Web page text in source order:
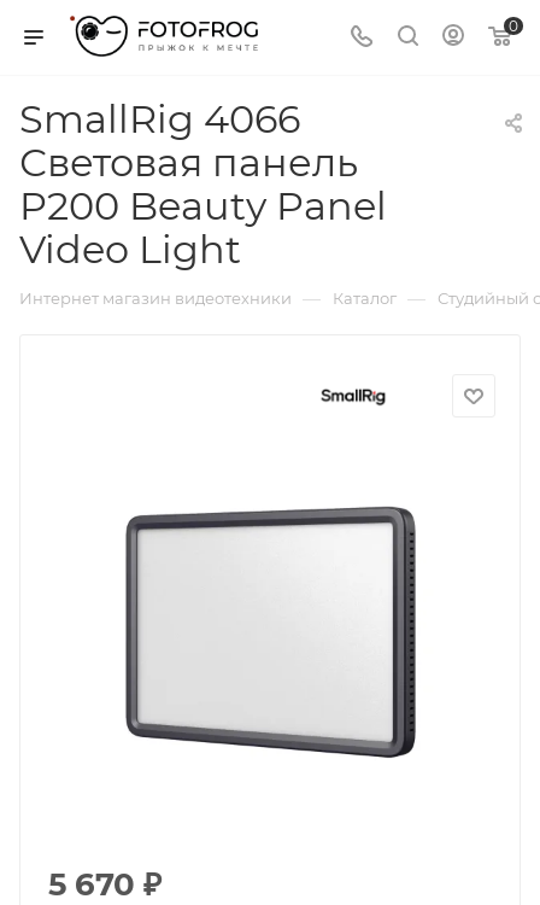
0
SmallRig 4066
Световая панель
P200 Beauty Panel
Video Light
Интернет магазин видеотехники — Каталог — Студийный
5 670 ₽